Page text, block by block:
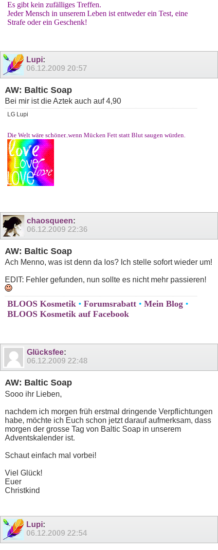
Es gibt kein zufälliges Treffen.
Jeder Mensch in unserem Leben ist entweder ein Test, eine
Strafe oder ein Geschenk!
Lupi:
06.12.2009 20:57
AW: Baltic Soap
Bei mir ist die Aztek auch auf 4,90
LG Lupi
Die Welt wäre schöner..wenn Mücken Fett statt Blut saugen würden.
chaosqueen:
06.12.2009 22:36
AW: Baltic Soap
Ach Menno, was ist denn da los? Ich stelle sofort wieder um!
EDIT: Fehler gefunden, nun sollte es nicht mehr passieren!
BLOOS Kosmetik • Forumsrabatt • Mein Blog •
BLOOS Kosmetik auf Facebook
Glücksfee:
06.12.2009 22:48
AW: Baltic Soap
Sooo ihr Lieben,
nachdem ich morgen früh erstmal dringende Verpflichtungen
habe, möchte ich Euch schon jetzt darauf aufmerksam, dass
morgen der grosse Tag von Baltic Soap in unserem
Adventskalender ist.
Schaut einfach mal vorbei!
Viel Glück!
Euer
Christkind
Lupi:
06.12.2009 22:54